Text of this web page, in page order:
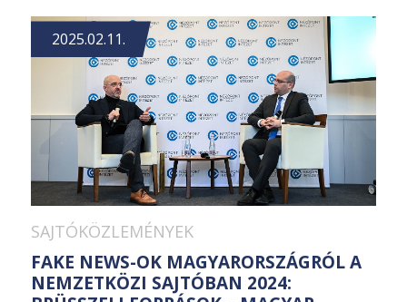
2025.02.11.
SAJTÓKÖZLEMÉNYEK
FAKE NEWS-OK MAGYARORSZÁGRÓL A
NEMZETKÖZI SAJTÓBAN 2024: